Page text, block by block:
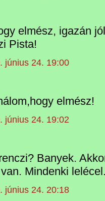
elmész, igazán
Pista!
június 24. 19:00
elmész!
június 24. 19:02
Banyek.
Mindenki
június 24. 20:18